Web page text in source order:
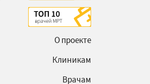
О проекте
Клиникам
Врачам